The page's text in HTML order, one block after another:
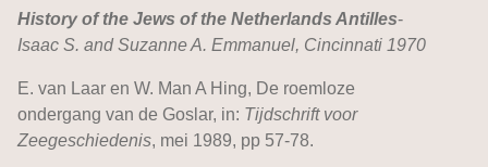
History of the Jews of the Netherlands Antilles-
Isaac S. and Suzanne A. Emmanuel, Cincinnati 1970
E. van Laar en W. Man A Hing, De roemloze
ondergang van de Goslar, in: Tijdschrift voor
Zeegeschiedenis, mei 1989, pp 57-78.